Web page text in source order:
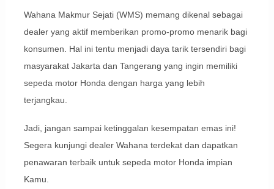
Wahana Makmur Sejati (WMS) memang dikenal sebagai
dealer yang aktif memberikan promo-promo menarik bagi
konsumen. Hal ini tentu menjadi daya tarik tersendiri bagi
masyarakat Jakarta dan Tangerang yang ingin memiliki
sepeda motor Honda dengan harga yang lebih
terjangkau.
Jadi, jangan sampai ketinggalan kesempatan emas ini!
Segera kunjungi dealer Wahana terdekat dan dapatkan
penawaran terbaik untuk sepeda motor Honda impian
Kamu.